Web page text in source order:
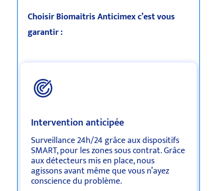
Choisir Biomaitris Anticimex c’est vous
garantir :
Intervention anticipée
Surveillance 24h/24 grâce aux dispositifs
SMART, pour les zones sous contrat. Grâce
aux détecteurs mis en place, nous
agissons avant même que vous n’ayez
conscience du problème.